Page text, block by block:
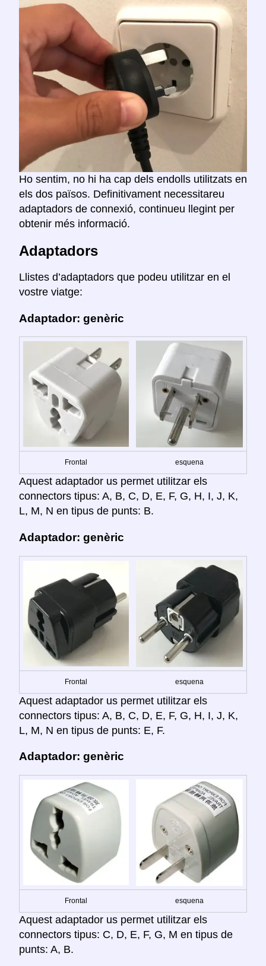
Ho sentim, no hi ha cap dels endolls utilitzats en
els dos països. Definitivament necessitareu
adaptadors de connexió, continueu llegint per
obtenir més informació.
Adaptadors
Llistes d’adaptadors que podeu utilitzar en el
vostre viatge:
Adaptador: genèric
Frontal esquena
Aquest adaptador us permet utilitzar els
connectors tipus: A, B, C, D, E, F, G, H, I, J, K,
L, M, N en tipus de punts: B.
Adaptador: genèric
Frontal esquena
Aquest adaptador us permet utilitzar els
connectors tipus: A, B, C, D, E, F, G, H, I, J, K,
L, M, N en tipus de punts: E, F.
Adaptador: genèric
Frontal esquena
Aquest adaptador us permet utilitzar els
connectors tipus: C, D, E, F, G, M en tipus de
punts: A, B.